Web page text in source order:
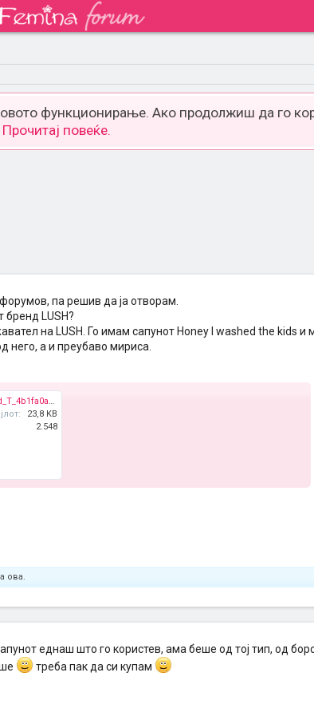
функционирање. Ако продолжиш да го
Прочитај повеќе.
па решив да ја отворам.
бренд LUSH?
на LUSН. Го имам сапунот Honey I washed the kids
него, а и преубаво мириса.
Honey_I_Washed_T_4b1fa0ab034de.jpg
23,8 KB
2.548
ова.
еднаш што го користев, ама беше од тој тип, од
треба пак да си купам